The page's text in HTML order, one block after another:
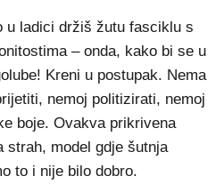
u ladici držiš žutu fasciklu s
– onda, kako bi se u
Kreni u postupak. Nema
nemoj politizirati, nemoj
boje. Ovakva prikrivena
strah, model gdje šutnja
to i nije bilo dobro.